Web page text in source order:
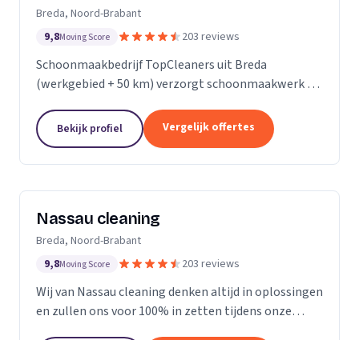
Breda, Noord-Brabant
9,8Moving Score 203 reviews
Schoonmaakbedrijf TopCleaners uit Breda
(werkgebied + 50 km) verzorgt schoonmaakwerk bij
enthousiaste en vak geschoolde schoonmakers. Wij
leveren...
Bekijk profiel Vergelijk offertes
Nassau cleaning
Breda, Noord-Brabant
9,8Moving Score 203 reviews
Wij van Nassau cleaning denken altijd in oplossingen
en zullen ons voor 100% in zetten tijdens onze